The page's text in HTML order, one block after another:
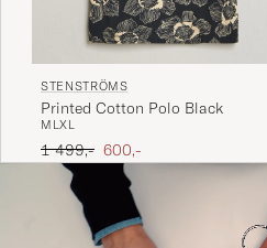
STENSTRÖMS
Printed Cotton Polo Black
M LXL
Ordinary pris
1 499,- Nedsat pris
600,-